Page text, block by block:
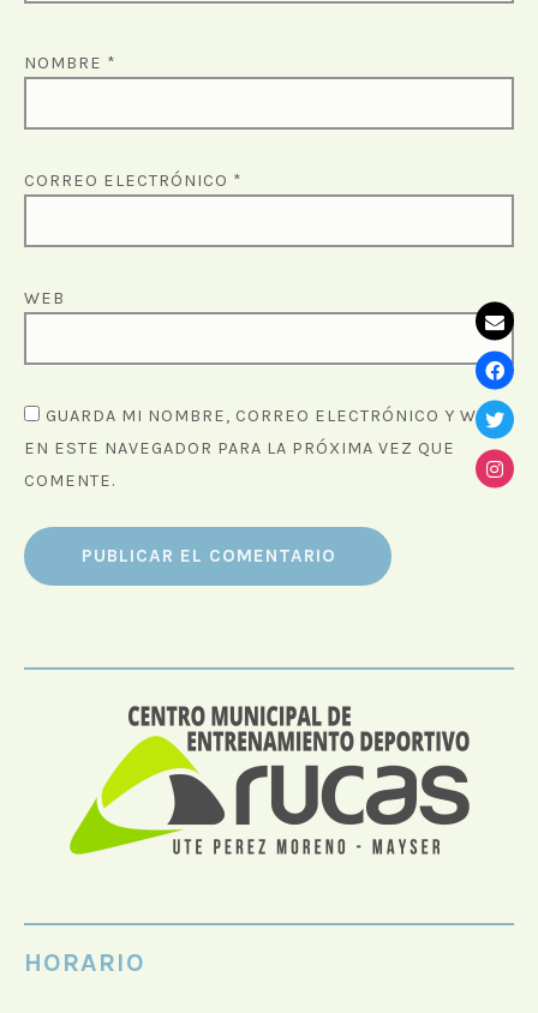
NOMBRE *
CORREO ELECTRÓNICO *
WEB
GUARDA MI NOMBRE, CORREO ELECTRÓNICO Y WEB
EN ESTE NAVEGADOR PARA LA PRÓXIMA VEZ QUE
COMENTE.
HORARIO